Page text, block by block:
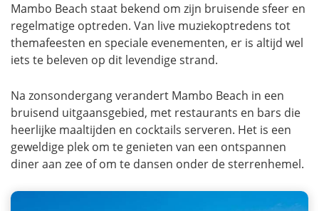
Mambo Beach staat bekend om zijn bruisende sfeer en
regelmatige optreden. Van live muziekoptredens tot
themafeesten en speciale evenementen, er is altijd wel
iets te beleven op dit levendige strand.
Na zonsondergang verandert Mambo Beach in een
bruisend uitgaansgebied, met restaurants en bars die
heerlijke maaltijden en cocktails serveren. Het is een
geweldige plek om te genieten van een ontspannen
diner aan zee of om te dansen onder de sterrenhemel.